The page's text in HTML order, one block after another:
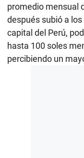
promedio mensual
después subió a los
capital del Perú,
hasta 100 soles
percibiendo un